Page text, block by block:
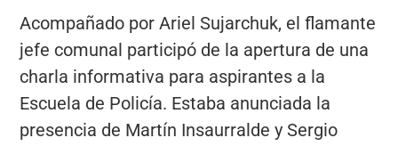
Acompañado por Ariel Sujarchuk, el flamante
jefe comunal participó de la apertura de una
charla informativa para aspirantes a la
Escuela de Policía. Estaba anunciada la
presencia de Martín Insaurralde y Sergio